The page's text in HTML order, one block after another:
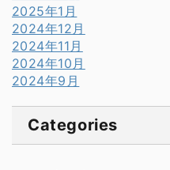
2025年1月
2024年12月
2024年11月
2024年10月
2024年9月
Categories